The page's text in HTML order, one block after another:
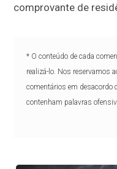
comprovante de
* O conteúdo de cada
realizá-lo. Nos reservamos
comentários em desacordo
contenham palavras